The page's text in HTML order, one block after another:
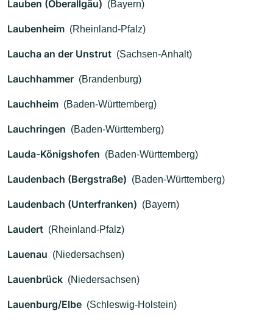
Lauben (Oberallgäu) (Bayern)
Laubenheim (Rheinland-Pfalz)
Laucha an der Unstrut (Sachsen-Anhalt)
Lauchhammer (Brandenburg)
Lauchheim (Baden-Württemberg)
Lauchringen (Baden-Württemberg)
Lauda-Königshofen (Baden-Württemberg)
Laudenbach (Bergstraße) (Baden-Württemberg)
Laudenbach (Unterfranken) (Bayern)
Laudert (Rheinland-Pfalz)
Lauenau (Niedersachsen)
Lauenbrück (Niedersachsen)
Lauenburg/Elbe (Schleswig-Holstein)